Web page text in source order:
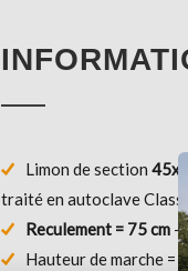
Limon de section
traité en autoclave
Reculement = 75 cm -
Hauteur de marche =